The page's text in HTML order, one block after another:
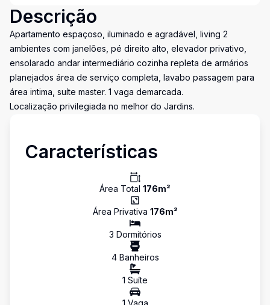
Descrição
Apartamento espaçoso, iluminado e agradável, living 2
ambientes com janelões, pé direito alto, elevador privativo,
ensolarado andar intermediário cozinha repleta de armários
planejados área de serviço completa, lavabo passagem para
área intima, suíte master. 1 vaga demarcada.
Localização privilegiada no melhor do Jardins.
Características
Área Total 176m²
Área Privativa 176m²
3 Dormitórios
4Banheiros
1 Suíte
1 Vaga